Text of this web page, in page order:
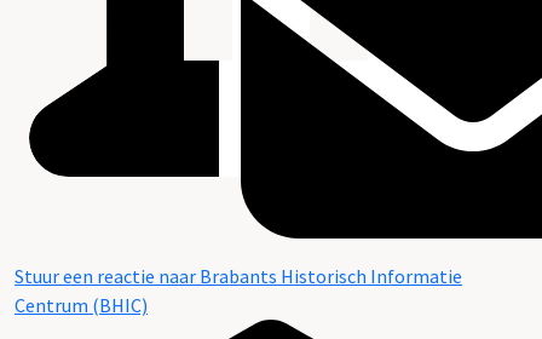
Stuur een reactie naar Brabants Historisch Informatie
Centrum (BHIC)